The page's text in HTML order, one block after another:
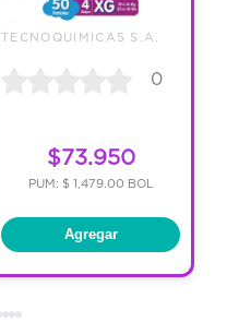
TECNOQUIMICAS S.A.
0
$73.950
PUM: $ 1,479.00 BOL
Agregar